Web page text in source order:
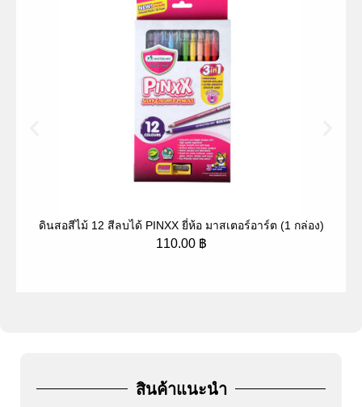
ดินสอสีไม้ 12 สีลบได้ PINXX ยี่ห้อ มาสเตอร์อาร์ต (1 กล่อง)
110.00 ฿
สินค้าแนะนำ